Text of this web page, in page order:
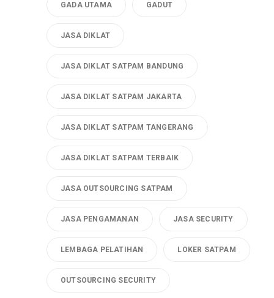
GADA UTAMA GADUT
JASA DIKLAT
JASA DIKLAT SATPAM BANDUNG
JASA DIKLAT SATPAM JAKARTA
JASA DIKLAT SATPAM TANGERANG
JASA DIKLAT SATPAM TERBAIK
JASA OUTSOURCING SATPAM
JASA PENGAMANAN JASA SECURITY
LEMBAGA PELATIHAN LOKER SATPAM
OUTSOURCING SECURITY